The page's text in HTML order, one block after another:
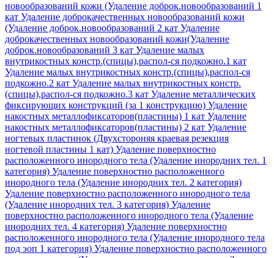
новообразований кожи (Удаление доброк.новообразований 1
кат Удаление доброкачественных новообразований кожи
(Удаление доброк.новообразований 2 кат Удаление
доброкачественных новообразований кожи(Удаление
доброк.новообразований 3 кат Удаление малых
внутрикостных констр.(спицы),распол-ся подкожно.1 кат
Удаление малых внутрикостных констр.(спицы),распол-ся
подкожно.2 кат Удаление малых внутрикостных констр.
(спицы),распол-ся подкожно.3 кат Удаление металлических
фиксирующих конструкций (за 1 конструкцию) Удаление
накостных металлофиксаторов(пластины) 1 кат Удаление
накостных металлофиксаторов(пластины) 2 кат Удаление
ногтевых пластинок (Двухстороняя краевая резекция
ногтевой пластины 1 кат) Удаление поверхностно
расположенного инородного тела (Удаление инородних тел. 1
категория) Удаление поверхностно расположенного
инородного тела (Удаление инородних тел. 2 категория)
Удаление поверхностно расположенного инородного тела
(Удаление инородних тел. 3 категория) Удаление
поверхностно расположенного инородного тела (Удаление
инородних тел. 4 категория) Удаление поверхностно
расположенного инородного тела (Удаление инородного тела
под эоп 1 категория) Удаление поверхностно расположенного